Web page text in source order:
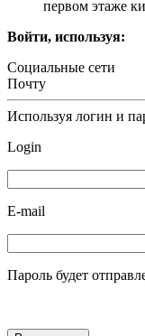
первом этаже
Войти, используя:
Социальные сети
Почту
Используя логин и
Login
E-mail
Пароль будет